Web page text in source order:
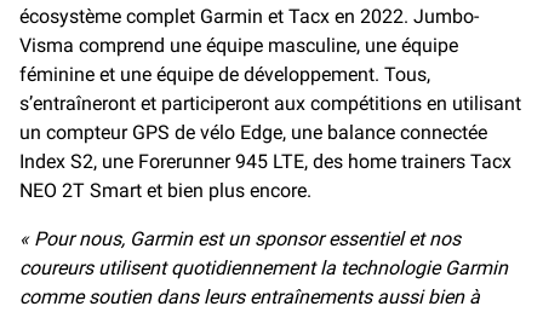
écosystème complet Garmin et Tacx en 2022. Jumbo-
Visma comprend une équipe masculine, une équipe
féminine et une équipe de développement. Tous,
s’entraîneront et participeront aux compétitions en utilisant
un compteur GPS de vélo Edge, une balance connectée
Index S2, une Forerunner 945 LTE, des home trainers Tacx
NEO 2T Smart et bien plus encore.
« Pour nous, Garmin est un sponsor essentiel et nos
coureurs utilisent quotidiennement la technologie Garmin
comme soutien dans leurs entraînements aussi bien à